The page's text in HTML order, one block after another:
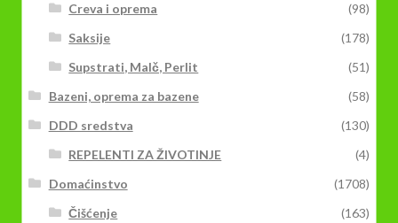
Creva i oprema
(98)
Saksije
(178)
Supstrati, Malč, Perlit
(51)
Bazeni, oprema za bazene
(58)
DDD sredstva
(130)
REPELENTI ZA ŽIVOTINJE
(4)
Domaćinstvo
(1708)
Čišćenje
(163)